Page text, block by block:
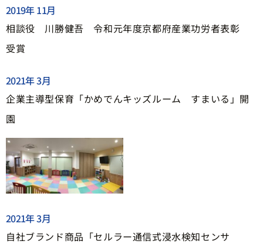
2019年 11月
相談役 川勝健吾 令和元年度京都府産業功労者表彰
受賞
2021年 3月
企業主導型保育「かめでんキッズルーム すまいる」開
園
2021年 3月
自社ブランド商品「セルラー通信式浸水検知センサ